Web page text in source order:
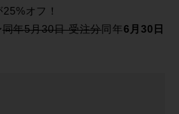
オフ！
同年5月30日 受注分同年6月30日